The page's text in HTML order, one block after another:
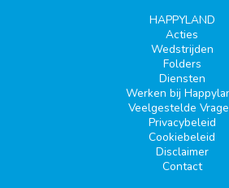
HAPPYLAND
Acties
Wedstrijden
Folders
Diensten
Werken bij
Veelgestelde
Privacybeleid
Cookiebeleid
Disclaimer
Contact